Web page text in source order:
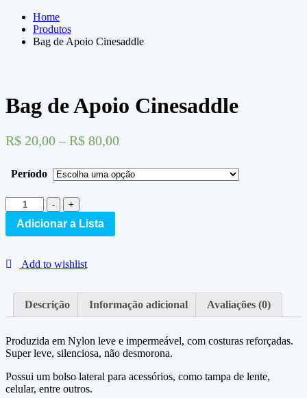
Home
Produtos
Bag de Apoio Cinesaddle
Bag de Apoio Cinesaddle
R$ 20,00 – R$ 80,00
Período
-
de
Apoio
Cinesaddle
+
Adicionar a Lista
Add to wishlist
Descrição Informação adicional Avaliações (0)
Produzida em Nylon leve e impermeável, com costuras reforçadas.
Super leve, silenciosa, não desmorona.
Possui um bolso lateral para acessórios, como tampa de lente,
celular, entre outros.